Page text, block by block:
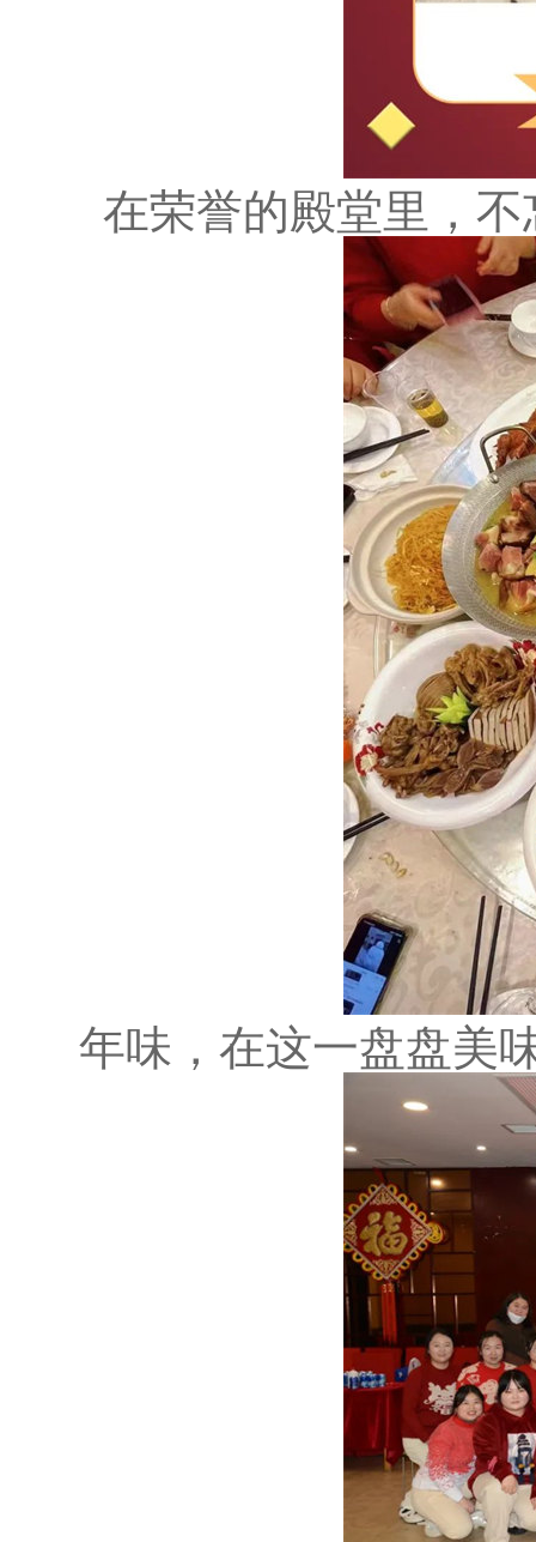
在荣誉的殿堂里，
年味，在这一盘盘美